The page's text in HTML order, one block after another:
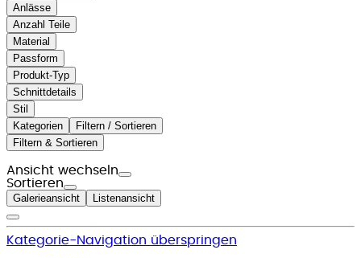
Anlässe
Anzahl Teile
Material
Passform
Produkt-Typ
Schnittdetails
Stil
Kategorien
Filtern / Sortieren
Filtern & Sortieren
Ansicht wechseln
Sortieren
Galerieansicht Listenansicht
Kategorie-Navigation überspringen